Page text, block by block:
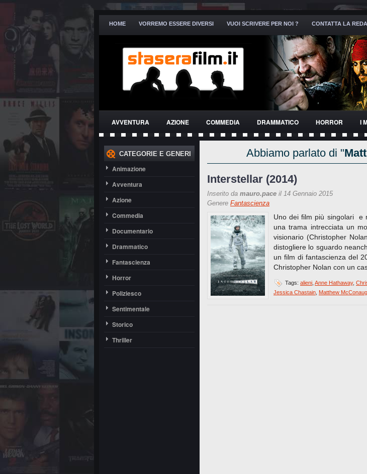
HOME VORREMO ESSERE DIVERSI VUOI SCRIVERE PER NOI ? CONTATTA LA
AVVENTURA AZIONE COMMEDIA DRAMMATICO HORROR I
THRILLER
CATEGORIE E GENERI
Animazione
Avventura
Azione
Commedia
Documentario
Drammatico
Fantascienza
Horror
Poliziesco
Sentimentale
Storico
Thriller
Abbiamo parlato di "
Interstellar (2014)
Inserito da mauro.pace il 14 Gennaio 2015
Genere Fantascienza
Uno dei film più singolari e
una trama intrecciata un
visionario (Christopher
distogliere lo sguardo
un film di fantascienza del
Christopher Nolan con un
Tags: alieni Anne Hathaway,
Jessica Chastain Matthew